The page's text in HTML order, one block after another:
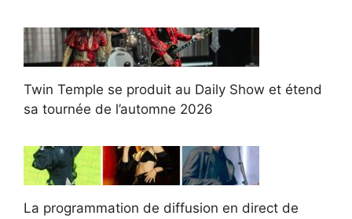
Twin Temple se produit au Daily Show et étend
sa tournée de l’automne 2026
La programmation de diffusion en direct de